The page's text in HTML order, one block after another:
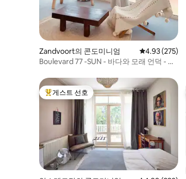
Zandvoort의 콘도미니엄 평점 4.93점(5
4.93 (275)
Boulevard 77 -SUN - 바다와 모래 언덕 - 무
상위 게스트 선호
게스트 선호